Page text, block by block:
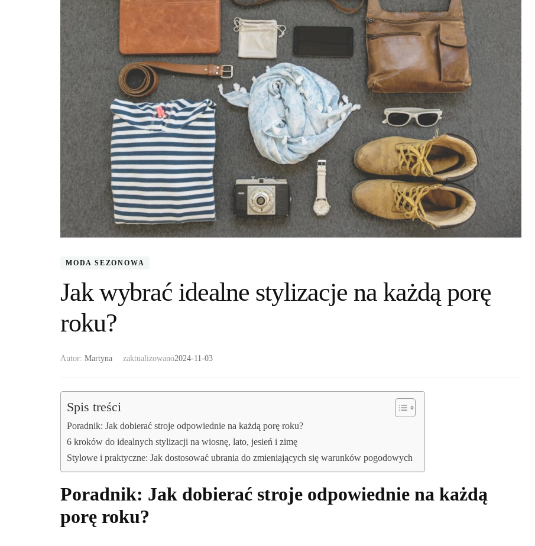
MODA SEZONOWA
Jak wybrać idealne stylizacje na każdą porę
roku?
Autor: Martyna zaktualizowano2024-11-03
Spis treści
Poradnik: Jak dobierać stroje odpowiednie na każdą porę roku?
6 kroków do idealnych stylizacji na wiosnę, lato, jesień i zimę
Stylowe i praktyczne: Jak dostosować ubrania do zmieniających się warunków pogodowych
Poradnik: Jak dobierać stroje odpowiednie na każdą
porę roku?